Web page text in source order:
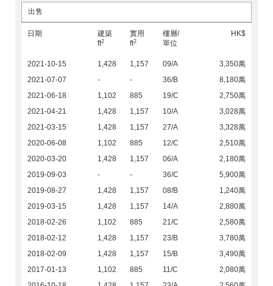
出售
日期
建築
ft2
實用
ft2
樓層/
單位
HK$
2021-10-15 1,428 1,157 09/A
3,350萬
2021-07-07
- - 36/B
8,180萬
2021-06-18
1,102 885 19/C
2,750萬
2021-04-21
1,428 1,157 10/A
3,028萬
2021-03-15
1,428 1,157 27/A
3,328萬
2020-06-08
1,102 885 12/C
2,510萬
2020-03-20
1,428 1,157 06/A
2,180萬
2019-09-03
- - 36/C
5,900萬
2019-08-27
1,428 1,157 08/B
1,240萬
2019-03-15
1,428 1,157 14/A
2,880萬
2018-02-26
1,102 885 21/C
2,580萬
2018-02-12
1,428 1,157 23/B
3,780萬
2018-02-09
1,428 1,157 15/B
3,490萬
2017-01-13
1,102 885 11/C
2,080萬